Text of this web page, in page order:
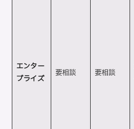
エンター
プライズ
要相談 要相談